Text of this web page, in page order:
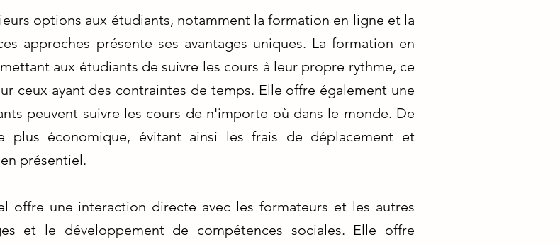
options aux étudiants, notamment la formation en ligne et la
approches présente ses avantages uniques. La formation en
aux étudiants de suivre les cours à leur propre rythme, ce
ceux ayant des contraintes de temps. Elle offre également une
peuvent suivre les cours de n'importe où dans le monde. De
économique, évitant ainsi les frais de déplacement et
présentiel.
offre une interaction directe avec les formateurs et les autres
et le développement de compétences sociales. Elle offre